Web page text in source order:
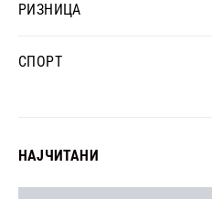
РИЗНИЦА
СПОРТ
НАЈЧИТАНИ